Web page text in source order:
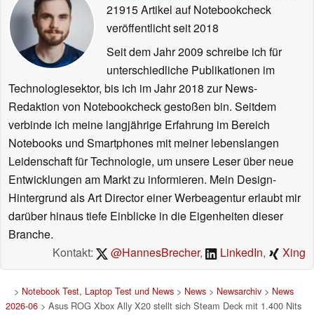
21915 Artikel auf Notebookcheck
veröffentlichtseit 2018
Seit dem Jahr 2009 schreibe ich für
unterschiedliche Publikationen im
Technologiesektor, bis ich im Jahr 2018 zur News-
Redaktion von Notebookcheck gestoßen bin. Seitdem
verbinde ich meine langjährige Erfahrung im Bereich
Notebooks und Smartphones mit meiner lebenslangen
Leidenschaft für Technologie, um unsere Leser über neue
Entwicklungen am Markt zu informieren. Mein Design-
Hintergrund als Art Director einer Werbeagentur erlaubt mir
darüber hinaus tiefe Einblicke in die Eigenheiten dieser
Branche.
Kontakt:
@HannesBrecher, LinkedIn, Xing
> Notebook Test, Laptop Test und News> News> Newsarchiv> News
2026-06 > Asus ROG Xbox Ally X20 stellt sich Steam Deck mit 1.400 Nits